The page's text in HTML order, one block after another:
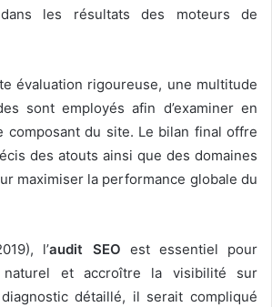
les résultats des moteurs de
évaluation rigoureuse, une multitude
sont employés afin d’examiner en
composant du site. Le bilan final offre
des atouts ainsi que des domaines
maximiser la performance globale du
l’audit SEO est essentiel pour
et accroître la visibilité sur
détaillé, il serait compliqué